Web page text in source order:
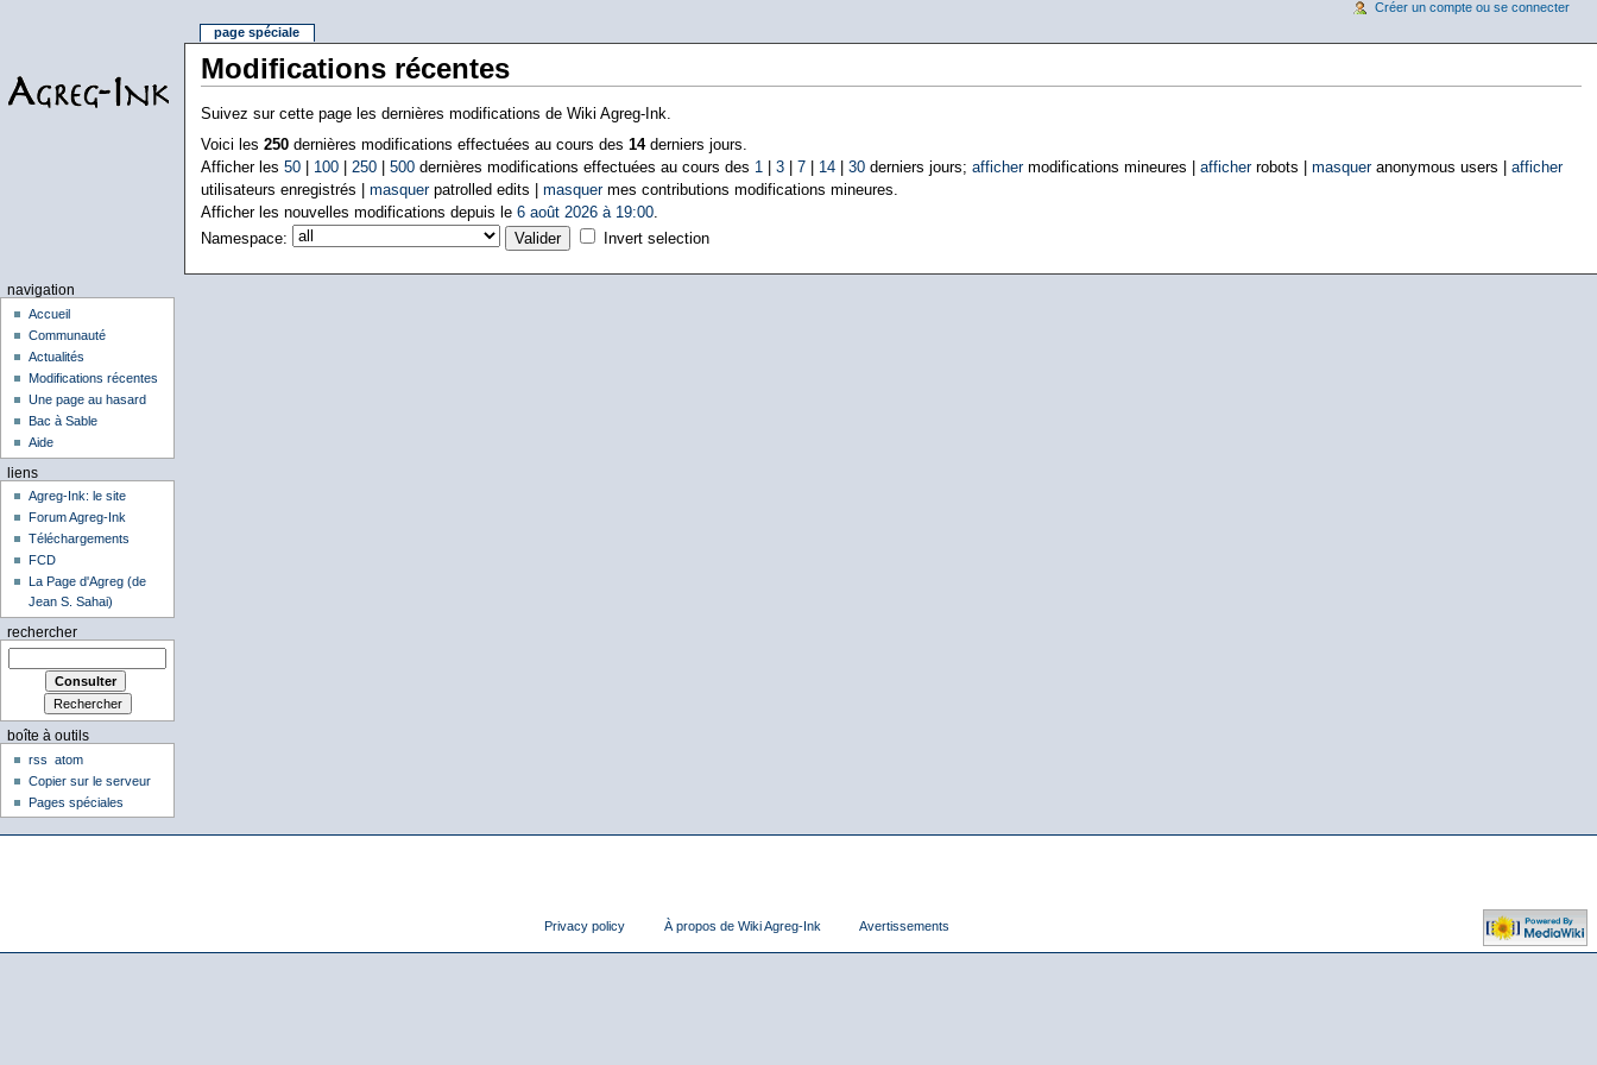
Modifications récentes
Suivez sur cette page les dernières modifications de Wiki Agreg-Ink.
Voici les 250dernières modifications effectuées au cours des 14derniers jours.
Afficher les 50| 100| 250| 500dernières modifications effectuées au cours des 1 3| 7| 14| 30derniers jours; affichermodifications mineures | afficherrobots | masqueranonymous users | afficher
utilisateurs enregistrés | masquerpatrolled edits | masquermes contributions modifications mineures.
Afficher les nouvelles modifications depuis le 6 août 2026 à 19:00.
Namespace:
Invert selection
page spéciale
Créer un compte ou se connecter
navigation
Accueil
Communauté
Actualités
Modifications récentes
Une page au hasard
Bac à Sable
Aide
liens
Agreg-Ink: le site
Forum Agreg-Ink
Téléchargements
FCD
La Page d'Agreg (de
Jean S. Sahai)
rechercher
boîte à outils
rss
atom
Copier sur le serveur
Pages spéciales
Privacy policy À propos de Wiki Agreg-Ink Avertissements